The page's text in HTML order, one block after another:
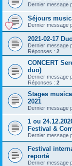
Dernier message
Séjours
Dernier message
2021-02-17
Dernier message
Réponses : 2
CONCERT
duo)
Dernier message
Réponses : 2
Stages
2021
Dernier message
1 ou
Festival &
Dernier message
Festival
reporté
Dernier message